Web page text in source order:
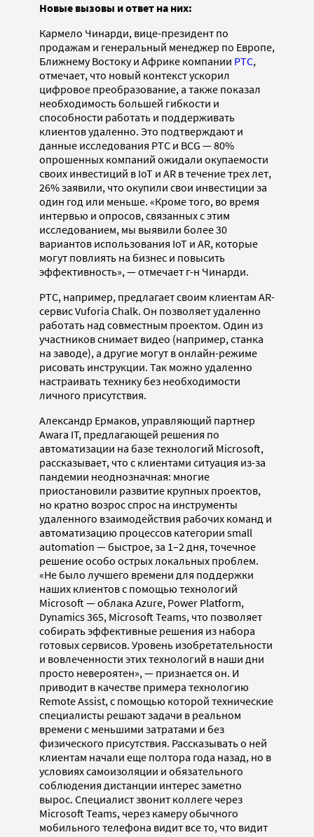
Новые вызовы и ответ на них:
Кармело Чинарди, вице-президент по
продажам и генеральный менеджер по Европе,
Ближнему Востоку и Африке компании PTC,
отмечает, что новый контекст ускорил
цифровое преобразование, а также показал
необходимость большей гибкости и
способности работать и поддерживать
клиентов удаленно. Это подтверждают и
данные исследования PTC и BCG — 80%
опрошенных компаний ожидали окупаемости
своих инвестиций в IoT и AR в течение трех лет,
26% заявили, что окупили свои инвестиции за
один год или меньше. «Кроме того, во время
интервью и опросов, связанных с этим
исследованием, мы выявили более 30
вариантов использования IoT и AR, которые
могут повлиять на бизнес и повысить
эффективность», — отмечает г-н Чинарди.
PTC, например, предлагает своим клиентам AR-
сервис Vuforia Chalk. Он позволяет удаленно
работать над совместным проектом. Один из
участников снимает видео (например, станка
на заводе), а другие могут в онлайн-режиме
рисовать инструкции. Так можно удаленно
настраивать технику без необходимости
личного присутствия.
Александр Ермаков, управляющий партнер
Awara IT, предлагающей решения по
автоматизации на базе технологий Microsoft,
рассказывает, что с клиентами ситуация из-за
пандемии неоднозначная: многие
приостановили развитие крупных проектов,
но кратно возрос спрос на инструменты
удаленного взаимодействия рабочих команд и
автоматизацию процессов категории small
automation — быстрое, за 1–2 дня, точечное
решение особо острых локальных проблем.
«Не было лучшего времени для поддержки
наших клиентов с помощью технологий
Microsoft — облака Azure, Power Platform,
Dynamics 365, Microsoft Teams, что позволяет
собирать эффективные решения из набора
готовых сервисов. Уровень изобретательности
и вовлеченности этих технологий в наши дни
просто невероятен», — признается он. И
приводит в качестве примера технологию
Remote Assist, с помощью которой технические
специалисты решают задачи в реальном
времени с меньшими затратами и без
физического присутствия. Рассказывать о ней
клиентам начали еще полтора года назад, но в
условиях самоизоляции и обязательного
соблюдения дистанции интерес заметно
вырос. Специалист звонит коллеге через
Microsoft Teams, через камеру обычного
мобильного телефона видит все то, что видит